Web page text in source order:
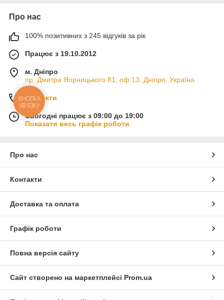
Про нас
100% позитивних з 245 відгуків за рік
Працює з 19.10.2012
м. Дніпро
пр. Дмитра Яорницького 81, оф.13, Дніпро, Україна
Контакти
Сьогодні працює з 09:00 до 19:00
Показати весь графік роботи
Про нас
Контакти
Доставка та оплата
Графік роботи
Повна версія сайту
Сайт створено на маркетплейсі Prom.ua
КНОПКА
ЗВ'ЯЗКУ